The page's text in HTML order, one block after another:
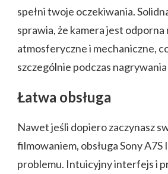
spełni twoje oczekiwania.
sprawia, że kamera jest odporna
atmosferyczne i mechaniczne,
szczególnie podczas
Łatwa obsługa
Nawet jeśli dopiero zaczynasz
filmowaniem, obsługa Sony A7S
problemu. Intuicyjny interfejs i